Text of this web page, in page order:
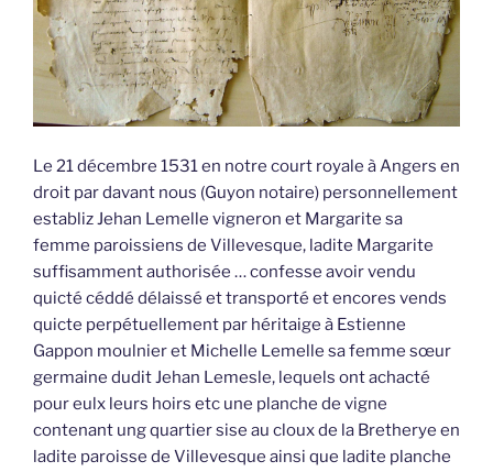
Le 21 décembre 1531 en notre court royale à Angers en
droit par davant nous (Guyon notaire) personnellement
establiz Jehan Lemelle vigneron et Margarite sa
femme paroissiens de Villevesque, ladite Margarite
suffisamment authorisée … confesse avoir vendu
quicté céddé délaissé et transporté et encores vends
quicte perpétuellement par héritaige à Estienne
Gappon moulnier et Michelle Lemelle sa femme sœur
germaine dudit Jehan Lemesle, lequels ont achacté
pour eulx leurs hoirs etc une planche de vigne
contenant ung quartier sise au cloux de la Bretherye en
ladite paroisse de Villevesque ainsi que ladite planche